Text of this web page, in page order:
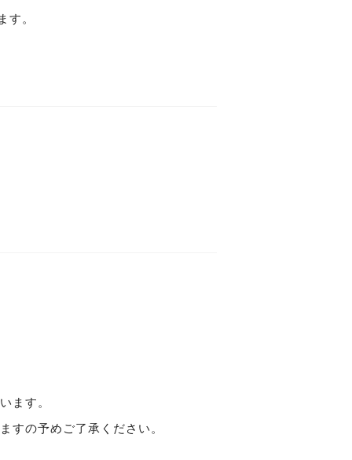
す。
ます。
すの予めご了承ください。